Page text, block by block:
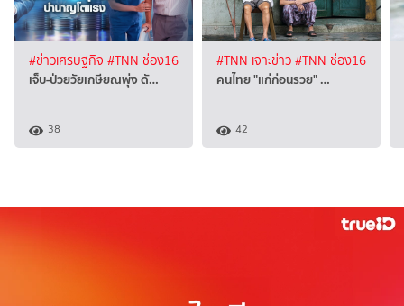
#ข่าวเศรษฐกิจ #TNN ช่อง16
เจ็บ-ป่วยวัยเกษียณพุ่ง ดั…
38
#TNN เจาะข่าว#TNN ช่อง16
คนไทย "แก่ก่อนรวย" …
42